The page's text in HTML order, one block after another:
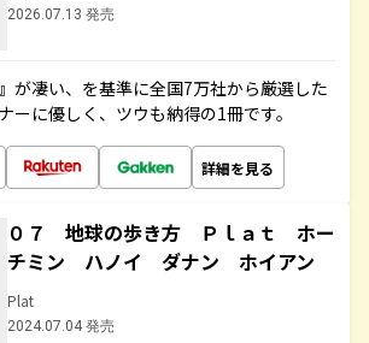
2026.07.13 発売
が凄い、を基準に全国7万社から厳選した
ーに優しく、ツウも納得の1冊です。
詳細を見る
０７ 地球の歩き方 Ｐｌａｔ ホー
チミン ハノイ ダナン ホイアン
Plat
2024.07.04 発売